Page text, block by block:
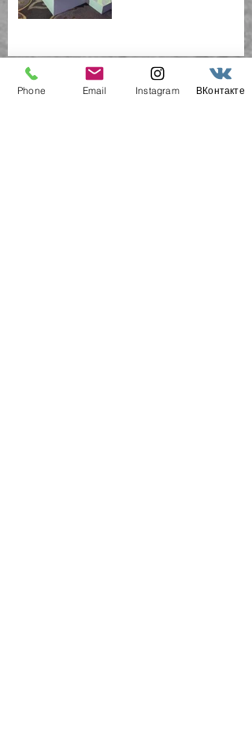
новостей
Phone Email Instagram ВКонтакте